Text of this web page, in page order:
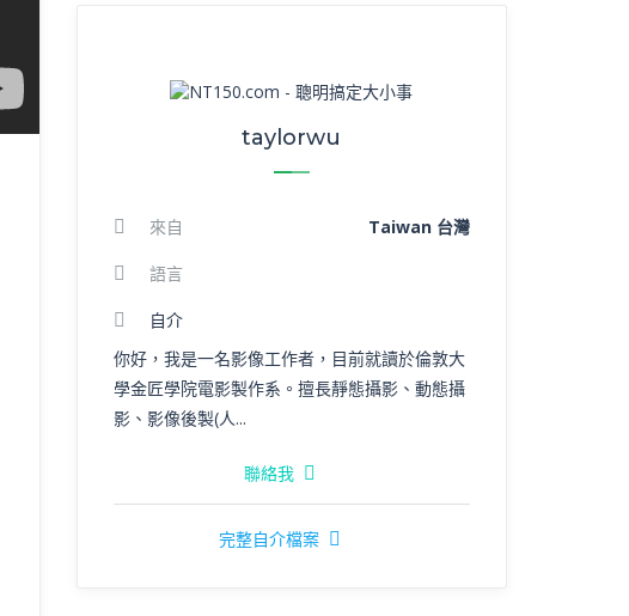
taylorwu
來自 Taiwan 台灣
語言
自介
你好，我是一名影像工作者，目前就讀於倫敦大
學金匠學院電影製作系。擅長靜態攝影、動態攝
影、影像後製(人...
聯絡我
完整自介檔案